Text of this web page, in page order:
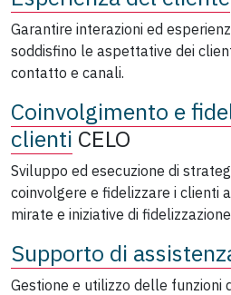
Garantire interazioni ed
soddisfino le aspettative dei
contatto e canali.
Coinvolgimento e
clienti CELO
Sviluppo ed esecuzione di
coinvolgere e fidelizzare i clienti
mirate e iniziative di
Supporto di
Gestione e utilizzo delle funzioni